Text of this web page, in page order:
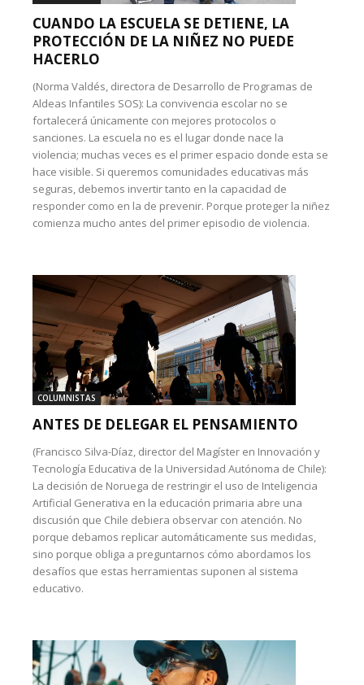
CUANDO LA ESCUELA SE DETIENE, LA
PROTECCIÓN DE LA NIÑEZ NO PUEDE
HACERLO
(Norma Valdés, directora de Desarrollo de Programas de
Aldeas Infantiles SOS): La convivencia escolar no se
fortalecerá únicamente con mejores protocolos o
sanciones. La escuela no es el lugar donde nace la
violencia; muchas veces es el primer espacio donde esta se
hace visible. Si queremos comunidades educativas más
seguras, debemos invertir tanto en la capacidad de
responder como en la de prevenir. Porque proteger la niñez
comienza mucho antes del primer episodio de violencia.
COLUMNISTAS
ANTES DE DELEGAR EL PENSAMIENTO
(Francisco Silva-Díaz, director del Magíster en Innovación y
Tecnología Educativa de la Universidad Autónoma de Chile):
La decisión de Noruega de restringir el uso de Inteligencia
Artificial Generativa en la educación primaria abre una
discusión que Chile debiera observar con atención. No
porque debamos replicar automáticamente sus medidas,
sino porque obliga a preguntarnos cómo abordamos los
desafíos que estas herramientas suponen al sistema
educativo.